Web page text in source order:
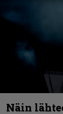
Näin